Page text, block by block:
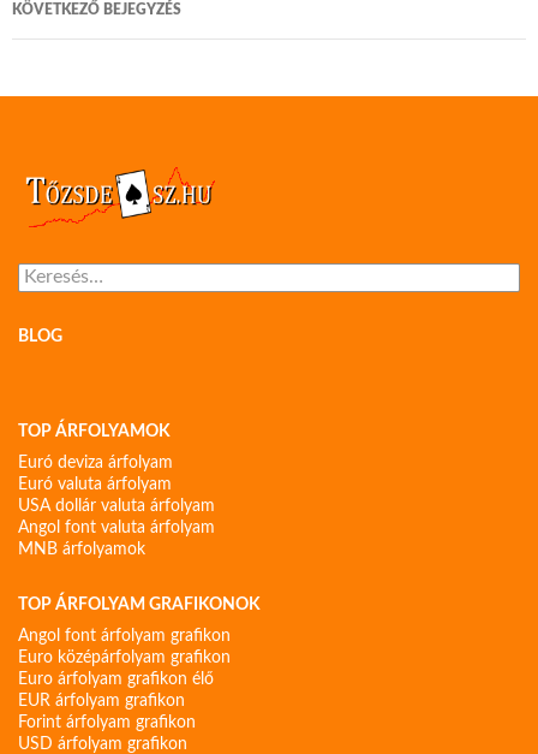
KÖVETKEZŐ BEJEGYZÉS
Keresés:
BLOG
TOP ÁRFOLYAMOK
Euró deviza árfolyam
Euró valuta árfolyam
USA dollár valuta árfolyam
Angol font valuta árfolyam
MNB árfolyamok
TOP ÁRFOLYAM GRAFIKONOK
Angol font árfolyam grafikon
Euro középárfolyam grafikon
Euro árfolyam grafikon élő
EUR árfolyam grafikon
Forint árfolyam grafikon
USD árfolyam grafikon